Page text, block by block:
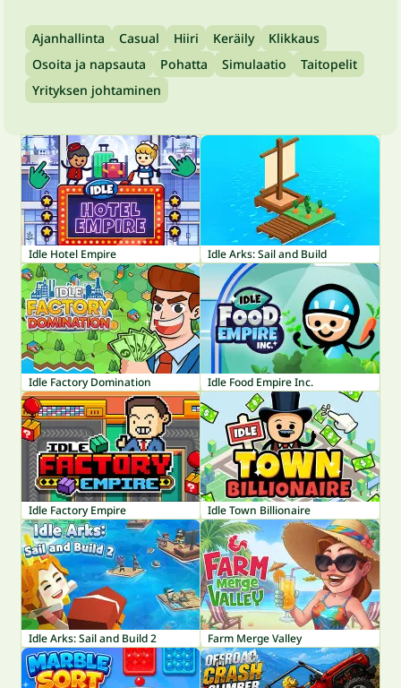
Ajanhallinta Casual Hiiri Keräily
Klikkaus
Osoita ja napsauta
Pohatta Simulaatio
Taitopelit
Yrityksen johtaminen
Idle Hotel Empire Idle Arks: Sail and Build
Idle Factory Domination Idle Food Empire Inc.
Idle Factory Empire Idle Town Billionaire
Idle Arks: Sail and Build 2 Farm Merge Valley